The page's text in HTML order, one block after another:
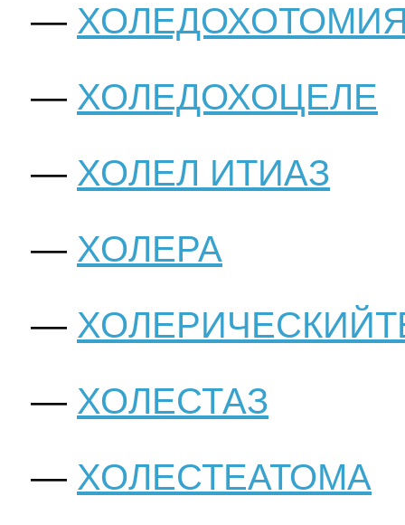
ХОЛЕДОХОЦЕЛЕ
ХОЛЕЛ ИТИАЗ
ХОЛЕРА
ХОЛЕСТАЗ
ХОЛЕСТЕАТОМА